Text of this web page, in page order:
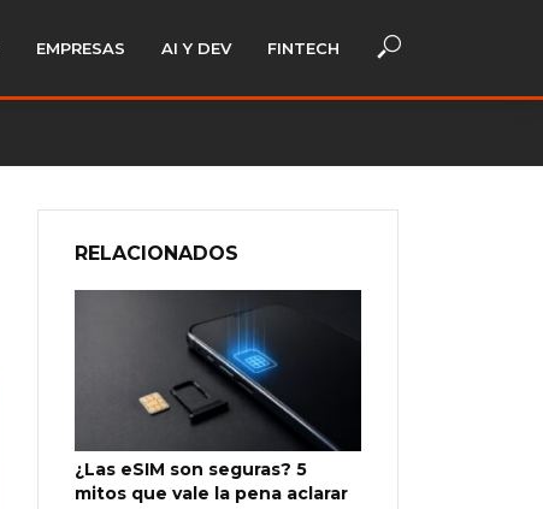
EMPRESAS AI Y DEV FINTECH
RELACIONADOS
¿Las eSIM son seguras? 5
mitos que vale la pena aclarar